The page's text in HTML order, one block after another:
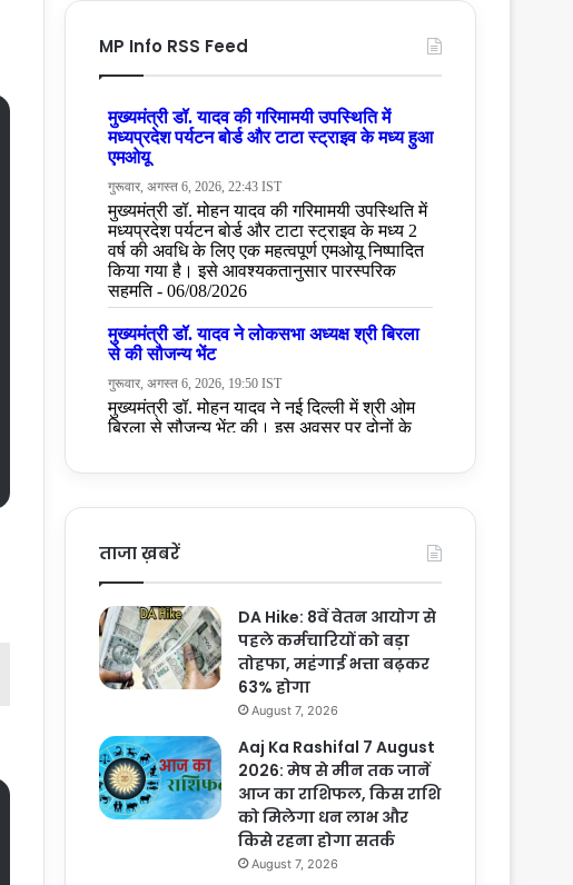
MP Info RSS Feed
ताजा ख़बरें
DA Hike: 8वें वेतन आयोग से
पहले कर्मचारियों को बड़ा
तोहफा, महंगाई भत्ता बढ़कर
63% होगा
August 7, 2026
Aaj Ka Rashifal 7 August
2026: मेष से मीन तक जानें
आज का राशिफल, किस राशि
को मिलेगा धन लाभ और
किसे रहना होगा सतर्क
August 7, 2026